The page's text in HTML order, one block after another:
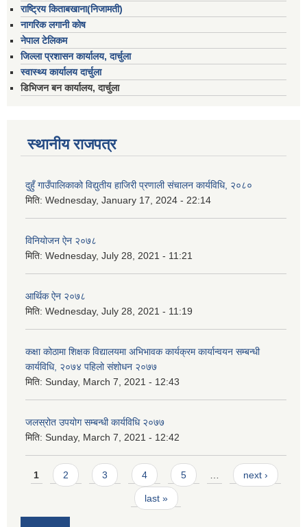
राष्ट्रिय किताबखाना(निजामती)
नागरिक लगानी कोष
नेपाल टेलिकम
जिल्ला प्रशासन कार्यालय, दार्चुला
स्वास्थ्य कार्यालय दार्चुला
डिभिजन बन कार्यालय, दार्चुला
स्थानीय राजपत्र
दुहुँ गाउँपालिकाको विद्युतीय हाजिरी प्रणाली संचालन कार्यविधि, २०८०
मिति: Wednesday, January 17, 2024 - 22:14
विनियोजन ऐन २०७८
मिति: Wednesday, July 28, 2021 - 11:21
आर्थिक ऐन २०७८
मिति: Wednesday, July 28, 2021 - 11:19
कक्षा कोठामा शिक्षक विद्यालयमा अभिभावक कार्यक्रम कार्यान्वयन सम्बन्धी
कार्यविधि, २०७४ पहिलो संशोधन २०७७
मिति: Sunday, March 7, 2021 - 12:43
जलस्रोत उपयोग सम्बन्धी कार्यविधि २०७७
मिति: Sunday, March 7, 2021 - 12:42
Pages
1 2 3 4 5 next ›
last »